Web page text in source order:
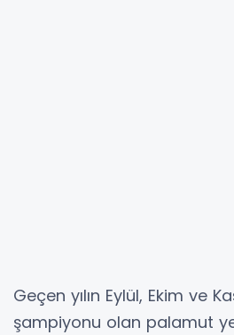
Geçen yılın Eylül, Ekim ve
şampiyonu olan palamut